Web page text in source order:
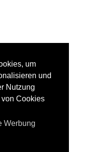
um
und
Nutzung
Cookies
Werbung